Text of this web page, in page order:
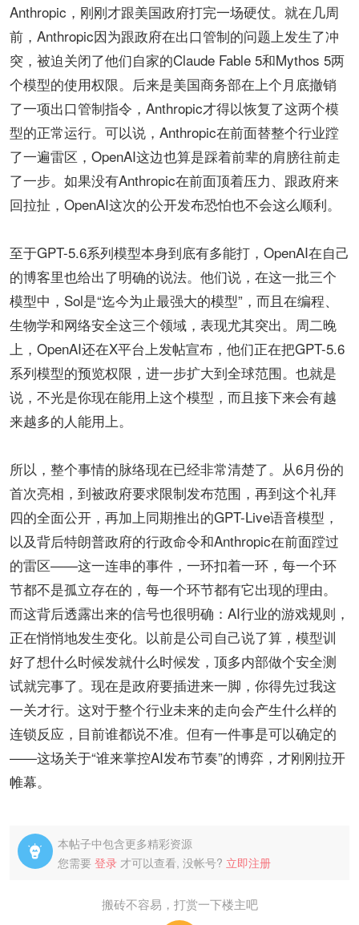
Anthropic，刚刚才跟美国政府打完一场硬仗。就在几周
前，Anthropic因为跟政府在出口管制的问题上发生了冲
突，被迫关闭了他们自家的Claude Fable 5和Mythos 5两
个模型的使用权限。后来是美国商务部在上个月底撤销
了一项出口管制指令，Anthropic才得以恢复了这两个模
型的正常运行。可以说，Anthropic在前面替整个行业蹚
了一遍雷区，OpenAI这边也算是踩着前辈的肩膀往前走
了一步。如果没有Anthropic在前面顶着压力、跟政府来
回拉扯，OpenAI这次的公开发布恐怕也不会这么顺利。
至于GPT-5.6系列模型本身到底有多能打，OpenAI在自己
的博客里也给出了明确的说法。他们说，在这一批三个
模型中，Sol是“迄今为止最强大的模型”，而且在编程、
生物学和网络安全这三个领域，表现尤其突出。周二晚
上，OpenAI还在X平台上发帖宣布，他们正在把GPT-5.6
系列模型的预览权限，进一步扩大到全球范围。也就是
说，不光是你现在能用上这个模型，而且接下来会有越
来越多的人能用上。
所以，整个事情的脉络现在已经非常清楚了。从6月份的
首次亮相，到被政府要求限制发布范围，再到这个礼拜
四的全面公开，再加上同期推出的GPT-Live语音模型，
以及背后特朗普政府的行政命令和Anthropic在前面蹚过
的雷区——这一连串的事件，一环扣着一环，每一个环
节都不是孤立存在的，每一个环节都有它出现的理由。
而这背后透露出来的信号也很明确：AI行业的游戏规则，
正在悄悄地发生变化。以前是公司自己说了算，模型训
好了想什么时候发就什么时候发，顶多内部做个安全测
试就完事了。现在是政府要插进来一脚，你得先过我这
一关才行。这对于整个行业未来的走向会产生什么样的
连锁反应，目前谁都说不准。但有一件事是可以确定的
——这场关于“谁来掌控AI发布节奏”的博弈，才刚刚拉开
帷幕。

本帖子中包含更多精彩资源
您需要 登录 才可以查看, 没帐号? 立即注册
搬砖不容易，打赏一下楼主吧